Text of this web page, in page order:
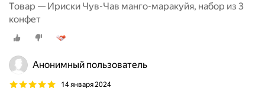
Товар — Ириски Чув-Чав манго-маракуйя, набор из 3
конфет
Анонимный пользователь
14 января 2024